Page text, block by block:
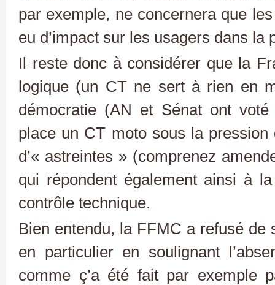
par exemple, ne concernera que
eu d’impact sur les usagers dans
Il reste donc à considérer que la
logique (un CT ne sert à rien en
démocratie (AN et Sénat ont
place un CT moto sous la pression
d’« astreintes » (comprenez
qui répondent également ainsi à
contrôle technique.
Bien entendu, la FFMC a refusé de
en particulier en soulignant
comme ç’a été fait par exemple